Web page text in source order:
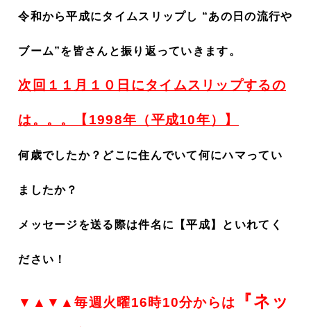
令和から平成にタイムスリップし “あの日の流行や
ブーム”を皆さんと振り返っていきます。
次回１１ 月１０日にタイムスリップするの
は。。。【1998年（平成10年）】
何歳でしたか？どこに住んでいて何にハマってい
ましたか？
メッセージを送る際は件名に【平成】といれてく
ださい！
▼▲▼▲毎週火曜16時10分からは
『ネッ